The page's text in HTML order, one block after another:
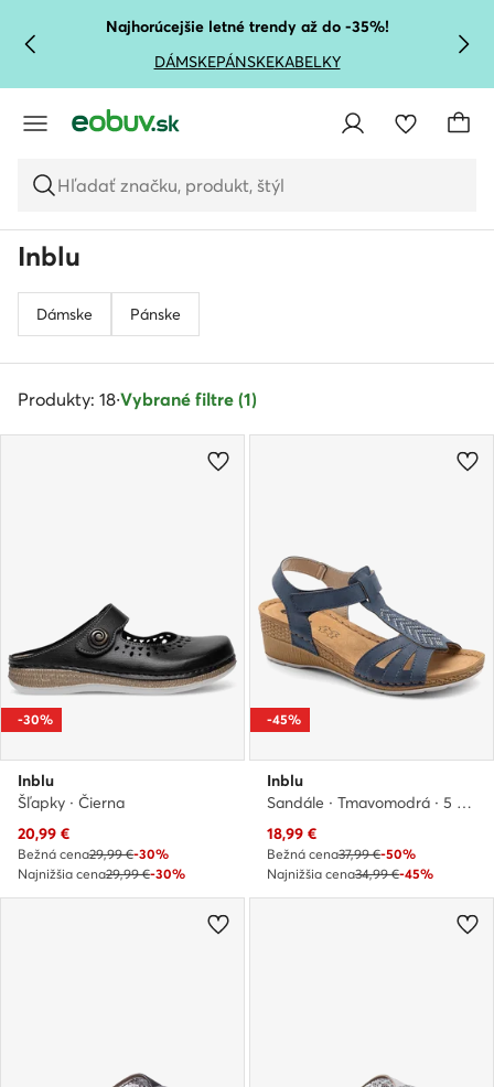
PREJSŤ NA HLAVNÝ OBSAH
PREJSŤ NA VYHĽADÁVANIE
Najhorúcejšie letné trendy až do -35%!
DÁMSKEPÁNSKEKABELKY
Hľadať značku, produkt, štýl
Inblu
Dámske Pánske
Produkty: 18·Vybrané filtre (1)
-30%
Inblu
Šľapky · Čierna
Aktuálna cena
20,99 €
Bežná cena29,99 €-30%
Najnižšia cena29,99 €-30%
-45%
Inblu
Sandále · Tmavomodrá · 5 cm
Aktuálna cena
18,99 €
Bežná cena37,99 €-50%
Najnižšia cena34,99 €-45%